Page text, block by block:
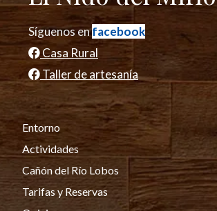
Síguenos enfacebook
Casa Rural
Taller de artesanía
Entorno
Actividades
Cañón del Río Lobos
Tarifas y Reservas